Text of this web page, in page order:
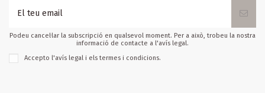
Podeu cancel·lar la subscripció en qualsevol moment. Per a això, trobeu la nostra
informació de contacte a l'avís legal.
Accepto l'avís legal i elstermes i condicions.